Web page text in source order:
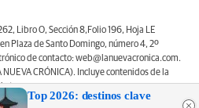
Libro O, Sección 8,Folio 196, Hoja LE
Plaza de Santo Domingo, número 4, 2º
de contacto: web@lanuevacronica.com.
CRÓNICA). Incluye contenidos de la
terceros.
Top 2026: destinos clave